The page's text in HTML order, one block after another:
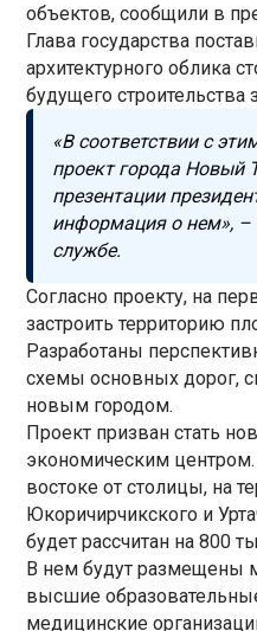
объектов, сообщили в
Глава государства
архитектурного облика
будущего строительства
«В соответствии с
проект города Новый
презентации
информация о нем», –
службе.
Согласно проекту, на
застроить территорию
Разработаны
схемы основных дорог,
новым городом.
Проект призван стать
экономическим
востоке от столицы, на
Юкоричирчикского и
будет рассчитан на 800
В нем будут размещены
высшие
медицинские